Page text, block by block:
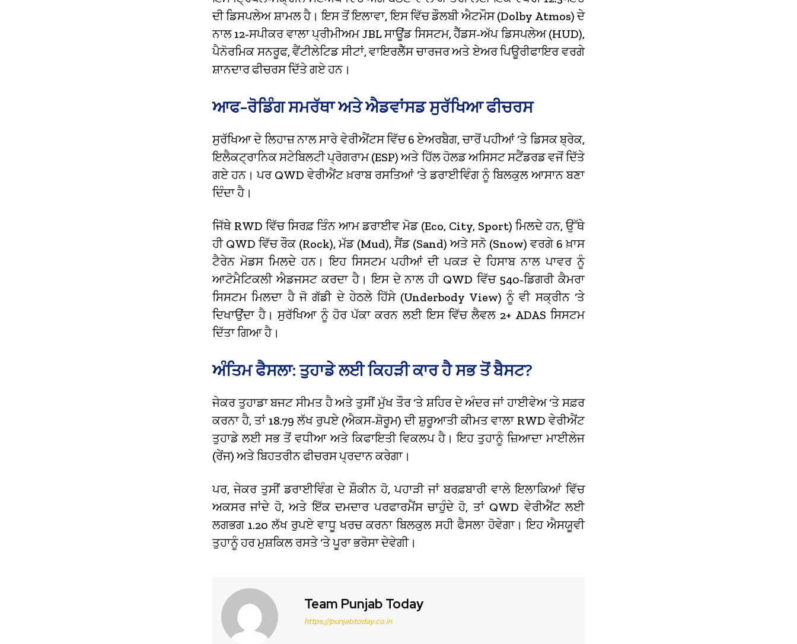
ਦੀ ਡਿਸਪਲੇਅ ਸ਼ਾਮਲ ਹੈ। ਇਸ ਤੋਂ ਇਲਾਵਾ, ਇਸ ਵਿੱਚ ਡੌਲਬੀ ਐਟਮੌਸ (Dolby Atmos) ਦੇ
ਨਾਲ 12-ਸਪੀਕਰ ਵਾਲਾ ਪ੍ਰੀਮੀਅਮ JBL ਸਾਊਂਡ ਸਿਸਟਮ, ਹੈੱਡਸ-ਅੱਪ ਡਿਸਪਲੇਅ (HUD),
ਪੈਨੋਰਮਿਕ ਸਨਰੂਫ, ਵੈਂਟੀਲੇਟਿਡ ਸੀਟਾਂ, ਵਾਇਰਲੈੱਸ ਚਾਰਜਰ ਅਤੇ ਏਅਰ ਪਿਊਰੀਫਾਇਰ ਵਰਗੇ
ਸ਼ਾਨਦਾਰ ਫੀਚਰਸ ਦਿੱਤੇ ਗਏ ਹਨ।
ਆਫ-ਰੋਡਿੰਗ ਸਮਰੱਥਾ ਅਤੇ ਐਡਵਾਂਸਡ ਸੁਰੱਖਿਆ ਫੀਚਰਸ
ਸੁਰੱਖਿਆ ਦੇ ਲਿਹਾਜ਼ ਨਾਲ ਸਾਰੇ ਵੇਰੀਐਂਟਸ ਵਿੱਚ 6 ਏਅਰਬੈਗ, ਚਾਰੋਂ ਪਹੀਆਂ ‘ਤੇ ਡਿਸਕ ਬ੍ਰੇਕ,
ਇਲੈਕਟ੍ਰਾਨਿਕ ਸਟੇਬਿਲਟੀ ਪ੍ਰੋਗਰਾਮ (ESP) ਅਤੇ ਹਿੱਲ ਹੋਲਡ ਅਸਿਸਟ ਸਟੈਂਡਰਡ ਵਜੋਂ ਦਿੱਤੇ
ਗਏ ਹਨ। ਪਰ QWD ਵੇਰੀਐਂਟ ਖ਼ਰਾਬ ਰਸਤਿਆਂ ‘ਤੇ ਡਰਾਈਵਿੰਗ ਨੂੰ ਬਿਲਕੁਲ ਆਸਾਨ ਬਣਾ
ਦਿੰਦਾ ਹੈ।
ਜਿੱਥੇ RWD ਵਿੱਚ ਸਿਰਫ਼ ਤਿੰਨ ਆਮ ਡਰਾਈਵ ਮੋਡ (Eco, City, Sport) ਮਿਲਦੇ ਹਨ, ਉੱਥੇ
ਹੀ QWD ਵਿੱਚ ਰੌਕ (Rock), ਮੱਡ (Mud), ਸੈਂਡ (Sand) ਅਤੇ ਸਨੋ (Snow) ਵਰਗੇ 6 ਖ਼ਾਸ
ਟੈਰੇਨ ਮੋਡਸ ਮਿਲਦੇ ਹਨ। ਇਹ ਸਿਸਟਮ ਪਹੀਆਂ ਦੀ ਪਕੜ ਦੇ ਹਿਸਾਬ ਨਾਲ ਪਾਵਰ ਨੂੰ
ਆਟੋਮੈਟਿਕਲੀ ਐਡਜਸਟ ਕਰਦਾ ਹੈ। ਇਸ ਦੇ ਨਾਲ ਹੀ QWD ਵਿੱਚ 540-ਡਿਗਰੀ ਕੈਮਰਾ
ਸਿਸਟਮ ਮਿਲਦਾ ਹੈ ਜੋ ਗੱਡੀ ਦੇ ਹੇਠਲੇ ਹਿੱਸੇ (Underbody View) ਨੂੰ ਵੀ ਸਕ੍ਰੀਨ ‘ਤੇ
ਦਿਖਾਉਂਦਾ ਹੈ। ਸੁਰੱਖਿਆ ਨੂੰ ਹੋਰ ਪੱਕਾ ਕਰਨ ਲਈ ਇਸ ਵਿੱਚ ਲੈਵਲ 2+ ADAS ਸਿਸਟਮ
ਦਿੱਤਾ ਗਿਆ ਹੈ।
ਅੰਤਿਮ ਫੈਸਲਾ: ਤੁਹਾਡੇ ਲਈ ਕਿਹੜੀ ਕਾਰ ਹੈ ਸਭ ਤੋਂ ਬੈਸਟ?
ਜੇਕਰ ਤੁਹਾਡਾ ਬਜਟ ਸੀਮਤ ਹੈ ਅਤੇ ਤੁਸੀਂ ਮੁੱਖ ਤੌਰ ‘ਤੇ ਸ਼ਹਿਰ ਦੇ ਅੰਦਰ ਜਾਂ ਹਾਈਵੇਅ ‘ਤੇ ਸਫ਼ਰ
ਕਰਨਾ ਹੈ, ਤਾਂ 18.79 ਲੱਖ ਰੁਪਏ (ਐਕਸ-ਸ਼ੋਰੂਮ) ਦੀ ਸ਼ੁਰੂਆਤੀ ਕੀਮਤ ਵਾਲਾ RWD ਵੇਰੀਐਂਟ
ਤੁਹਾਡੇ ਲਈ ਸਭ ਤੋਂ ਵਧੀਆ ਅਤੇ ਕਿਫਾਇਤੀ ਵਿਕਲਪ ਹੈ। ਇਹ ਤੁਹਾਨੂੰ ਜ਼ਿਆਦਾ ਮਾਈਲੇਜ
(ਰੇਂਜ) ਅਤੇ ਬਿਹਤਰੀਨ ਫੀਚਰਸ ਪ੍ਰਦਾਨ ਕਰੇਗਾ।
ਪਰ, ਜੇਕਰ ਤੁਸੀਂ ਡਰਾਈਵਿੰਗ ਦੇ ਸ਼ੌਕੀਨ ਹੋ, ਪਹਾੜੀ ਜਾਂ ਬਰਫ਼ਬਾਰੀ ਵਾਲੇ ਇਲਾਕਿਆਂ ਵਿੱਚ
ਅਕਸਰ ਜਾਂਦੇ ਹੋ, ਅਤੇ ਇੱਕ ਦਮਦਾਰ ਪਰਫਾਰਮੈਂਸ ਚਾਹੁੰਦੇ ਹੋ, ਤਾਂ QWD ਵੇਰੀਐਂਟ ਲਈ
ਲਗਭਗ 1.20 ਲੱਖ ਰੁਪਏ ਵਾਧੂ ਖਰਚ ਕਰਨਾ ਬਿਲਕੁਲ ਸਹੀ ਫੈਸਲਾ ਹੋਵੇਗਾ। ਇਹ ਐਸਯੂਵੀ
ਤੁਹਾਨੂੰ ਹਰ ਮੁਸ਼ਕਿਲ ਰਸਤੇ ‘ਤੇ ਪੂਰਾ ਭਰੋਸਾ ਦੇਵੇਗੀ।
Team Punjab Today
https://punjabtoday.co.in